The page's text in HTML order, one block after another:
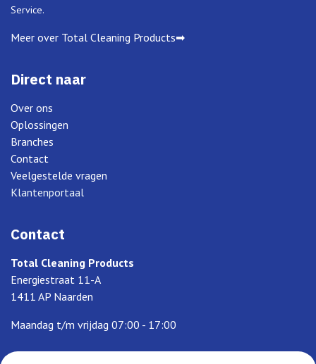
Service.
Meer over Total Cleaning Products➡
Direct naar
Over ons
Oplossingen
Branches
Contact
Veelgestelde vragen
Klantenportaal
Contact
Total Cleaning Products
Energiestraat 11-A
1411 AP Naarden
Maandag t/m vrijdag 07:00 - 17:00